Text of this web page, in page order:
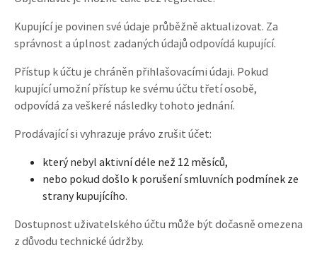
Kupující je povinen své údaje průběžně aktualizovat. Za
správnost a úplnost zadaných údajů odpovídá kupující.
Přístup k účtu je chráněn přihlašovacími údaji. Pokud
kupující umožní přístup ke svému účtu třetí osobě,
odpovídá za veškeré následky tohoto jednání.
Prodávající si vyhrazuje právo zrušit účet:
který nebyl aktivní déle než 12 měsíců,
nebo pokud došlo k porušení smluvních podmínek ze
strany kupujícího.
Dostupnost uživatelského účtu může být dočasně omezena
z důvodu technické údržby.